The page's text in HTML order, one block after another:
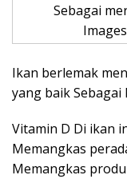
Sebagai
Ikan berlemak
yang baik Sebagai
Vitamin D Di ikan
Memangkas
Memangkas